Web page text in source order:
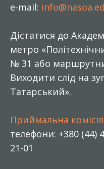
e-mail:
Дістатися до
метро
№ 31 або
Виходити слід на
Татарський».
Приймальна комісія
телефони: +380 (44)
21-01